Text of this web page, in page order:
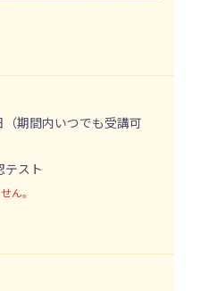
期間内いつでも受講可
テスト
ん。